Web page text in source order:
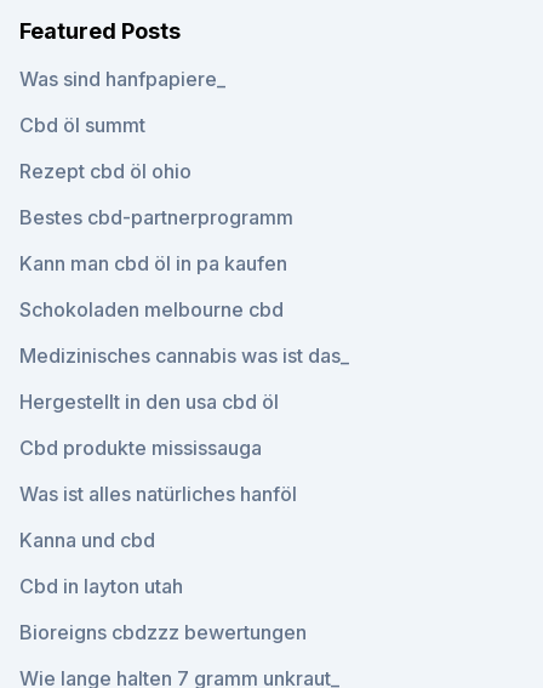
Featured Posts
Was sind hanfpapiere_
Cbd öl summt
Rezept cbd öl ohio
Bestes cbd-partnerprogramm
Kann man cbd öl in pa kaufen
Schokoladen melbourne cbd
Medizinisches cannabis was ist das_
Hergestellt in den usa cbd öl
Cbd produkte mississauga
Was ist alles natürliches hanföl
Kanna und cbd
Cbd in layton utah
Bioreigns cbdzzz bewertungen
Wie lange halten 7 gramm unkraut_